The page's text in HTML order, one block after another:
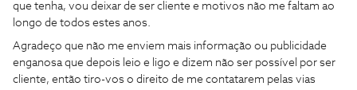
que tenha, vou deixar de ser cliente e motivos não me faltam ao
longo de todos estes anos.
Agradeço que não me enviem mais informação ou publicidade
enganosa que depois leio e ligo e dizem não ser possível por ser
cliente, então tiro-vos o direito de me contatarem pelas vias